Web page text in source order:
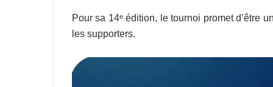
Pour sa 14ᵉ édition, le tournoi promet d’être
les supporters.